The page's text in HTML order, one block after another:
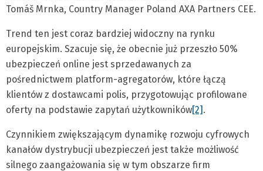
Tomáš Mrnka, Country Manager Poland AXA Partners CEE.
Trend ten jest coraz bardziej widoczny na rynku
europejskim. Szacuje się, że obecnie już przeszło 50%
ubezpieczeń online jest sprzedawanych za
pośrednictwem platform-agregatorów, które łączą
klientów z dostawcami polis, przygotowując profilowane
oferty na podstawie zapytań użytkowników[2] .
Czynnikiem zwiększającym dynamikę rozwoju cyfrowych
kanałów dystrybucji ubezpieczeń jest także możliwość
silnego zaangażowania się w tym obszarze firm